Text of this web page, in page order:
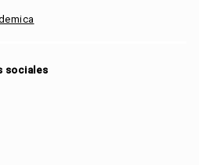
sociales